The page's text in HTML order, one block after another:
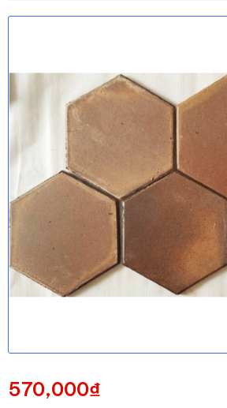
5
570,000₫